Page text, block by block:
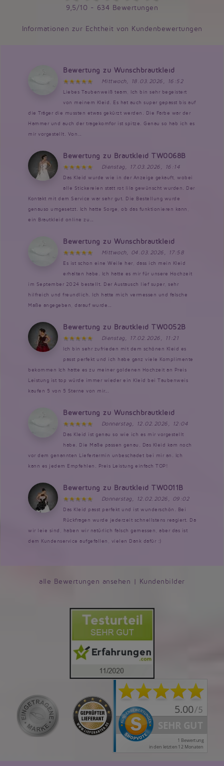
9,5/10 - 634 Bewertungen
Informationen zur Echtheit von Kundenbewertungen
Bewertung zu Wunschbrautkleid
Mittwoch, 18.03.2026, 16:52
Liebes Taubenweiß team, Ich bin sehr begeistert
von meinem Kleid. Es hat auch super gepasst bis auf
die Träger die mussten etwas gekürzt werden. Die Farbe war der
Hammer und auch der tragekomfor ist spitze. Genau so hab ich es
mir vorgestellt. Von...
Bewertung zu Brautkleid TW0068B
Dienstag, 17.03.2026, 16:14
Das Kleid wurde wie in der Anzeige gekauft, wobei
alle Stickereien statt rot lila gewünscht wurden. Der
Kontakt mit dem Service war sehr gut. Die Bestellung wurde
genauso umgesetzt. Ich hatte Sorge, ob das funktionieren kann,
ein Brautkleid online zu...
Bewertung zu Wunschbrautkleid
Mittwoch, 04.03.2026, 17:58
Es ist schon eine Weile her, dass ich mein Kleid
erhalten habe. Ich hatte es mir für unsere Hochzeit
im September 2024 bestellt. Der Austausch lief super, sehr
hilfreich und freundlich. Ich hatte mich vermessen und falsche
Maße angegeben, darauf wurde...
Bewertung zu Brautkleid TW0052B
Dienstag, 17.02.2026, 11:21
Ich bin sehr zufrieden mit dem schönen Kleid es
passt perfekt und ich habe ganz viele Komplimente
bekommen Ich hatte es zu meiner goldenen Hochzeit an Preis
Leistung ist top würde immer wieder ein Kleid bei Taubenweis
kaufen 5 von 5 Sterne von mir...
Bewertung zu Wunschbrautkleid
Donnerstag, 12.02.2026, 12:04
Das Kleid ist genau so wie ich es mir vorgestellt
habe. Die Maße passen genau. Das Kleid kam noch
vor dem genannten Liefertermin unbeschadet bei mir an. Ich
kann es jedem Empfehlen. Preis Leistung einfach TOP!
Bewertung zu Brautkleid TW0011B
Donnerstag, 12.02.2026, 09:02
Das Kleid passt perfekt und ist wunderschön. Bei
Rückfragen wurde jederzeit schnellstens reagiert. Da
wir leie sind, haben wir natürlich falsch gemessen, aber das ist
dem Kundenservice aufgefallen, vielen Dank dafür :)
alle Bewertungen ansehen | Kundenbilder